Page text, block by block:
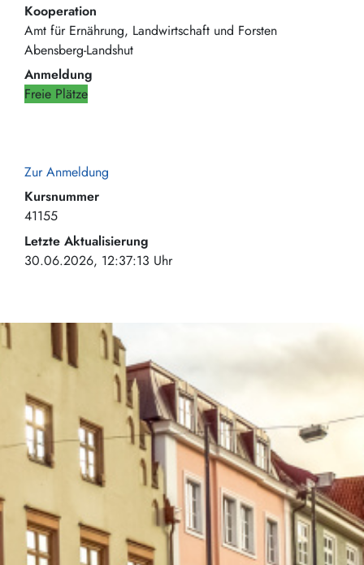
Kooperation
Amt für Ernährung, Landwirtschaft und Forsten
Abensberg-Landshut
Anmeldung
Freie Plätze
Zur Anmeldung
Kursnummer
41155
Letzte Aktualisierung
30.06.2026, 12:37:13 Uhr